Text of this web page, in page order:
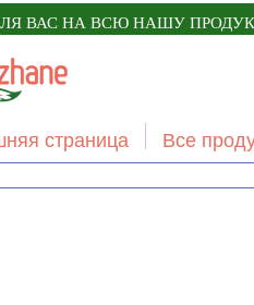
ВАС НА ВСЮ НАШУ
страница Все